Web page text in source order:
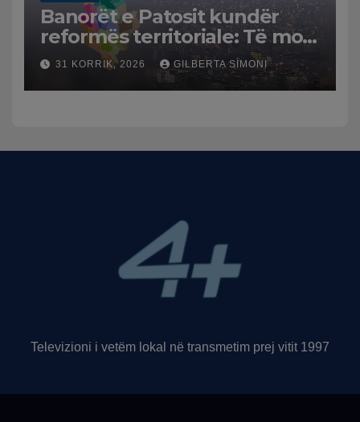
Banorët e Patosit kundër
reformës territoriale: Të mos
humbasim identitetin e
qytetit
31 KORRIK, 2026 GILBERTA SIMONI
Televizioni i vetëm lokal në transmetim prej vitit 1997